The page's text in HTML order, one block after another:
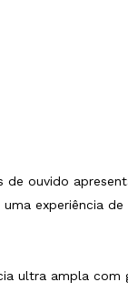
ouvido
experiência
ultra ampla com